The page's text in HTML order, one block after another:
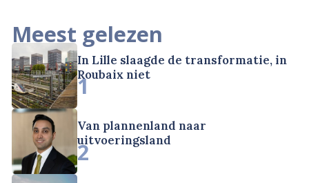
Meest gelezen
In Lille slaagde de transformatie, in
Roubaix niet
1
Van plannenland naar
uitvoeringsland
2